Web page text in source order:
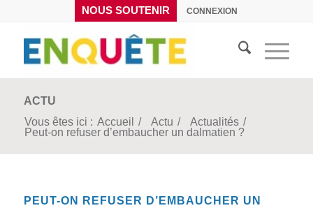
NOUS SOUTENIR CONNEXION
ACTU
Vous êtes ici : Accueil / Actu / Actualités /
Peut-on refuser d’embaucher un dalmatien ?
PEUT-ON REFUSER D’EMBAUCHER UN